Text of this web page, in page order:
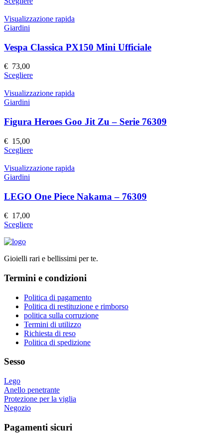
scelte
nella
pagina
prodotto
ha
Le
opzioni
scelte
nella
pagina
prodotto
Visualizzazione rapida
Giardini
Vespa Classica PX150 Mini Ufficiale
€ 73,00
ScegliereQuesto
ha
Le
opzioni
scelte
nella
pagina
prodotto
Visualizzazione rapida
Giardini
Figura Heroes Goo Jit Zu – Serie 76309
€ 15,00
ScegliereQuesto
ha
Le
opzioni
scelte
del
Visualizzazione rapida
Giardini
LEGO One Piece Nakama – 76309
€ 17,00
ScegliereQuesto
varianti.
opzioni
essere
scelte
nella
pagina
del
prodotto
Gioielli rari e bellissimi per te.
Termini e condizioni
Politica di pagamento
Politica di restituzione e rimborso
politica sulla corruzione
Termini di utilizzo
Richiesta di reso
Politica di spedizione
Sesso
Lego
Anello penetrante
Protezione per la viglia
Negozio
Pagamenti sicuri